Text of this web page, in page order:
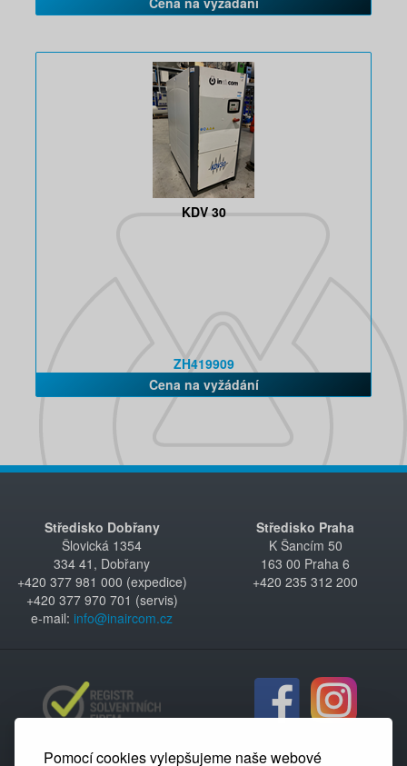
Pomocí cookies vylepšujeme naše webové
KDV 30
ZH419909
Cena na vyžádání
Středisko Dobřany
Šlovická 1354
334 41, Dobřany
+420 377 981 000 (expedice)
+420 377 970 701 (servis)
e-mail: info@inaircom.cz
Středisko Praha
K Šancím 50
163 00 Praha 6
+420 235 312 200